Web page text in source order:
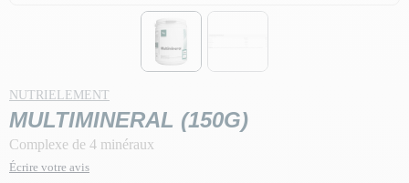
NUTRIELEMENT
MULTIMINERAL (150G)
Complexe de 4 minéraux
Écrire votre avis